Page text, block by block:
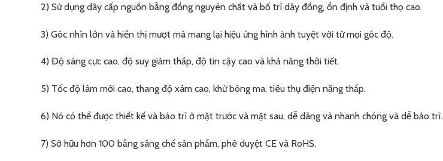
2) Sử dụng dây cấp nguồn bằng đồng nguyên chất và bố trí dây đồng, ổn định và tuổi thọ cao.
3) Góc nhìn lớn và hiển thị mượt mà mang lại hiệu ứng hình ảnh tuyệt vời từ mọi góc độ.
4) Độ sáng cực cao, độ suy giảm thấp, độ tin cậy cao và khả năng thời tiết.
5) Tốc độ làm mới cao, thang độ xám cao, khử bóng ma, tiêu thụ điện năng thấp.
6) Nó có thể được thiết kế và bảo trì ở mặt trước và mặt sau, dễ dàng và nhanh chóng và dễ bảo trì.
7) Sở hữu hơn 100 bằng sáng chế sản phẩm, phê duyệt CE và RoHS.